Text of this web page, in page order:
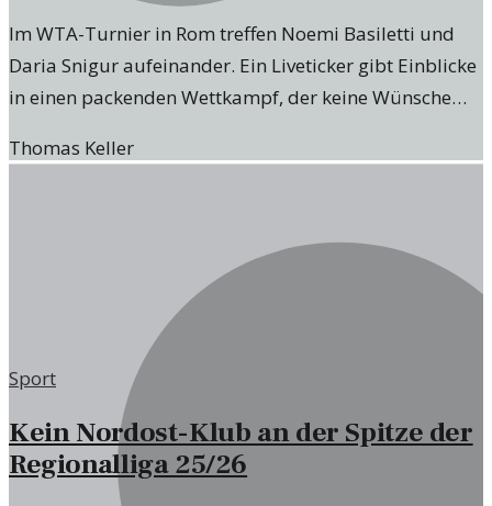
Im WTA-Turnier in Rom treffen Noemi Basiletti und
Daria Snigur aufeinander. Ein Liveticker gibt Einblicke
in einen packenden Wettkampf, der keine Wünsche
Thomas Keller
Sport
Kein Nordost-Klub an der Spitze der
Regionalliga 25/26